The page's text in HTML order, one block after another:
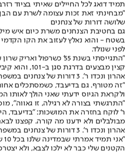
תמיד דואג לכל החיילים שאיתי בציוד
"מבחינתי זאת זכות עצומה לשרת עם הבן שלי", א' אומר בגאווה, "אני משרת עם
שלושה דורות של צנחנים
בשטח - והוא נאלץ לעזוב את הקו
לפני שנולד.
קצין מבצעים בדרגת סגן ב-101, והוא קיבל את הכומתה האדומה שלי. גם הכנד שלי, ר', קיבל אותה לפני 3 שנים - ועד היום הכומתה עוד קיימת", אהרון אומר בחיוך.
אהרון ונכדו ר'. 3 דורות של צנחנים במשפחה,צילום: דובר צה"ל
"זה מטורף. גם בדיעבד, כשמסתכלים
ולקראת הגיוס ידעתי שאני הולך לאותו
"התרגשתי בצורה לא רגילה, זו גאווה",
מבולבלים ולא ידענו מה קורה. קפצנו
אהרון ונכדו ר'. 3 דורות של צנחנים במשפחה,צילום: דובר צה"ל
הקטנים שלי כבר לא ילכו לצבא, ולא